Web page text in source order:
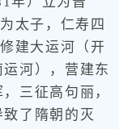
太子，仁寿四
建大运河（开
河），营建东
三征高句丽，
了隋朝的灭